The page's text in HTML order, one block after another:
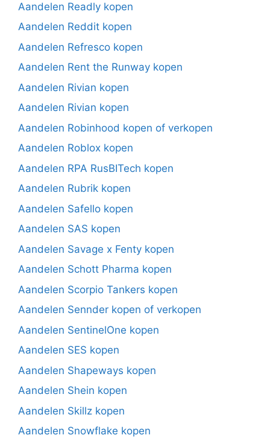
Aandelen Readly kopen
Aandelen Reddit kopen
Aandelen Refresco kopen
Aandelen Rent the Runway kopen
Aandelen Rivian kopen
Aandelen Rivian kopen
Aandelen Robinhood kopen of verkopen
Aandelen Roblox kopen
Aandelen RPA RusBITech kopen
Aandelen Rubrik kopen
Aandelen Safello kopen
Aandelen SAS kopen
Aandelen Savage x Fenty kopen
Aandelen Schott Pharma kopen
Aandelen Scorpio Tankers kopen
Aandelen Sennder kopen of verkopen
Aandelen SentinelOne kopen
Aandelen SES kopen
Aandelen Shapeways kopen
Aandelen Shein kopen
Aandelen Skillz kopen
Aandelen Snowflake kopen